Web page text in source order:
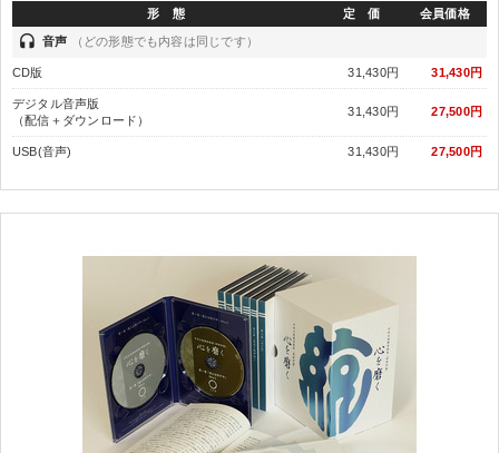
形 態 定 価 会員価格
headset 音声 （どの形態でも内容は同じです）
CD版 31,430円 31,430円
デジタル音声版
（配信＋ダウンロード）
31,430円 27,500円
USB(音声) 31,430円 27,500円